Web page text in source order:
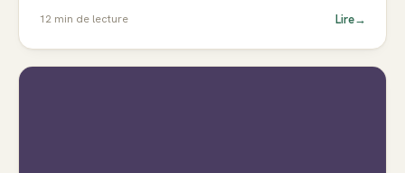
12 min de lecture Lire→